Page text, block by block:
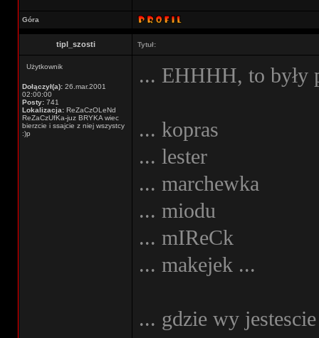
Góra
tipl_szosti Tytuł:
Użytkownik
Dołączył(a): 26.mar.2001
02:00:00
Posty: 741
Lokalizacja: ReZaCzOLeNd
ReZaCzUfKa-juz BRYKA wiec
bierzcie i ssajcie z niej wszystcy
:)p
... EHHHH, to były
... kopras
... lester
... marchewka
... miodu
... mIReCk
... makejek ...
... gdzie wy